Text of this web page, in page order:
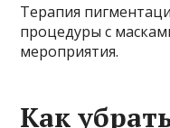
Терапия
процедуры с
мероприятия.
Как